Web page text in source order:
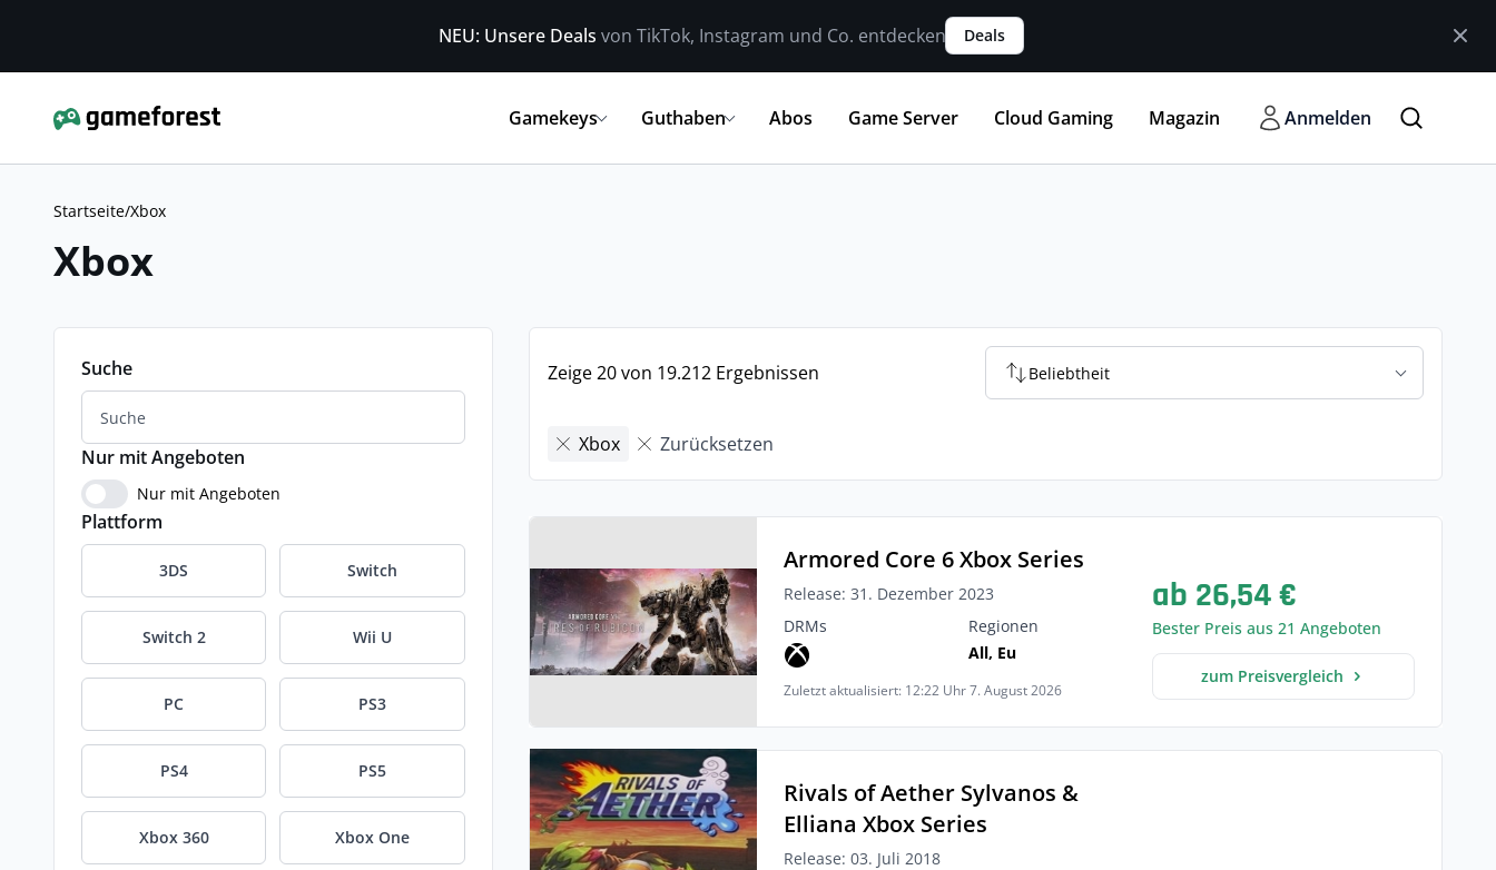
NEU: Unsere Deals von TikTok, Instagram und Co. entdecken Deals
Gamekeys Guthaben Abos Game Server Cloud Gaming Magazin Anmelden
Startseite/Xbox
Xbox
Suche
Nur mit Angeboten
Nur mit Angeboten
Plattform
3DS Switch
Switch 2 Wii U
PC PS3
PS4 PS5
Xbox 360 Xbox One
Zeige 20 von 19.212 Ergebnissen Beliebtheit
Xbox Zurücksetzen
Armored Core 6 Xbox Series
Release: 31. Dezember 2023
DRMs
Regionen
All, Eu
Zuletzt aktualisiert: 12:22 Uhr 7. August 2026
ab 26,54 €
Bester Preis aus 21 Angeboten
zum Preisvergleich
Rivals of Aether Sylvanos &
Elliana Xbox Series
Release: 03. Juli 2018